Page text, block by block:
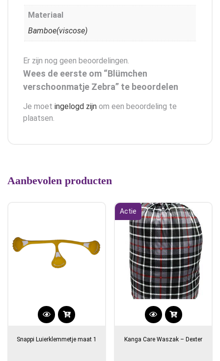
Materiaal
Bamboe(viscose)
Er zijn nog geen beoordelingen.
Wees de eerste om “Blümchen
verschoonmatje Zebra” te beoordelen
Je moet ingelogd zijn om een beoordeling te
plaatsen.
Aanbevolen producten
Dit
heeft
Snappi Luierklemmetje maat 1
Actie
Kanga Care Waszak – Dexter